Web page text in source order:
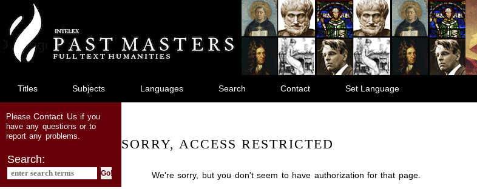
main
content
Titles Subjects Languages Search Contact Set Language
PleaseContact Usif you
have any questions or to
report any problems.
Search:
SORRY, ACCESS RESTRICTED
We're sorry, but you don't seem to have authorization for that page.